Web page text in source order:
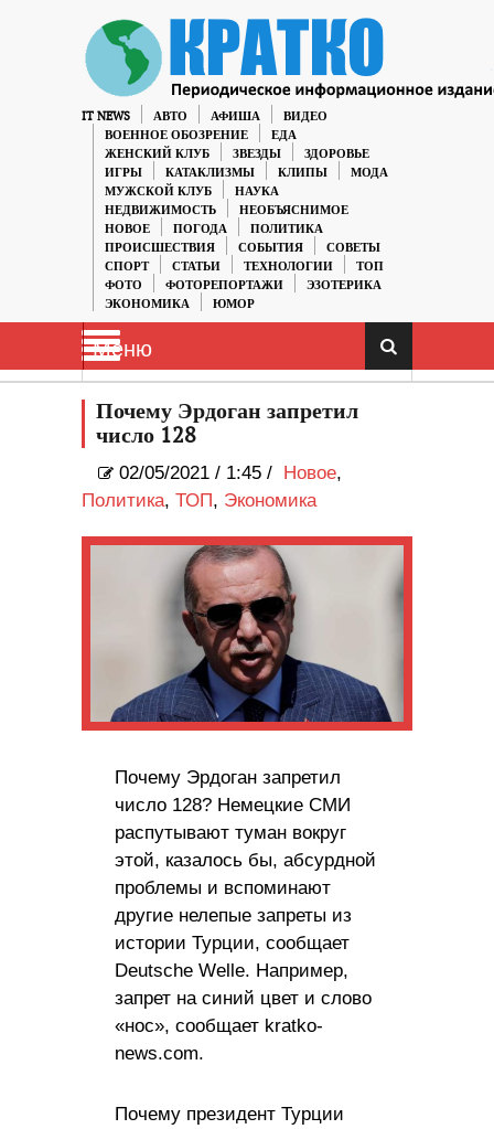
IT NEWS АВТО АФИША
ВИДЕО
ВОЕННОЕ ОБОЗРЕНИЕ
ЕДА
ЖЕНСКИЙ КЛУБ
ЗВЕЗДЫ
ЗДОРОВЬЕ
ИГРЫ
КАТАКЛИЗМЫ КЛИПЫ
МОДА
МУЖСКОЙ КЛУБ
НАУКА
НЕДВИЖИМОСТЬ
НЕОБЪЯСНИМОЕ
НОВОЕ
ПОГОДА
ПОЛИТИКА
ПРОИСШЕСТВИЯ
СОБЫТИЯ
СОВЕТЫ
СПОРТ
СТАТЬИ ТЕХНОЛОГИИ
ТОП
ФОТО
ФОТОРЕПОРТАЖИ
ЭЗОТЕРИКА
ЭКОНОМИКА
ЮМОР
Меню
Почему Эрдоган запретил
число 128
02/05/2021 / 1:45 / Новое,
Политика, ТОП, Экономика
Почему Эрдоган запретил
число 128? Немецкие СМИ
распутывают туман вокруг
этой, казалось бы, абсурдной
проблемы и вспоминают
другие нелепые запреты из
истории Турции, сообщает
Deutsche Welle. Например,
запрет на синий цвет и слово
«нос», сообщает kratko-
news.com.
Почему президент Турции